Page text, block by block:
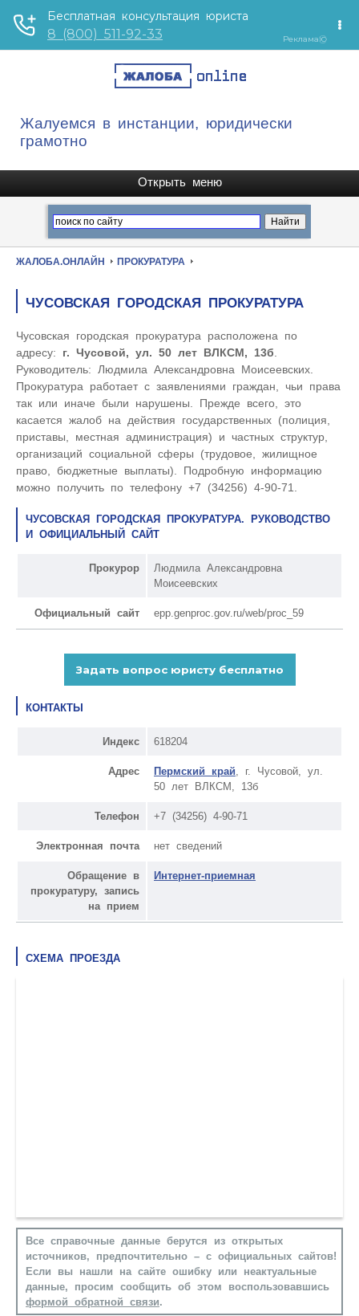
Жалуемся в инстанции, юридически
грамотно
ЖАЛОБА.ОНЛАЙН ПРОКУРАТУРА
ЧУСОВСКАЯ ГОРОДСКАЯ ПРОКУРАТУРА
Чусовская городская прокуратура расположена по
адресу: г. Чусовой, ул. 50 лет ВЛКСМ, 13б
Руководитель: Людмила Александровна Моисеевских.
Прокуратура работает с заявлениями граждан, чьи права
так или иначе были нарушены. Прежде всего, это
касается жалоб на действия государственных (полиция,
приставы, местная администрация) и частных структур,
организаций социальной сферы (трудовое, жилищное
право, бюджетные выплаты). Подробную информацию
можно получить по телефону +7 (34256) 4-90-71.
ЧУСОВСКАЯ ГОРОДСКАЯ ПРОКУРАТУРА. РУКОВОДСТВО
И ОФИЦИАЛЬНЫЙ САЙТ
Прокурор
Людмила Александровна
Моисеевских
Официальный сайт epp.genproc.gov.ru/web/proc_59
КОНТАКТЫ
Индекс 618204
Адрес Пермский край , г. Чусовой, ул.
50 лет ВЛКСМ, 13б
Телефон +7 (34256) 4-90-71
Электронная почта нет сведений
Обращение в
прокуратуру, запись
на прием
Интернет-приемная
СХЕМА ПРОЕЗДА
Все справочные данные берутся из открытых
источников, предпочтительно – с официальных сайтов!
Если вы нашли на сайте ошибку или неактуальные
данные, просим сообщить об этом воспользовавшись
формой обратной связи.